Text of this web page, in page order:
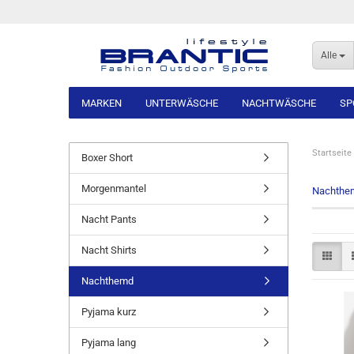
Alle
MARKEN UNTERWÄSCHE NACHTWÄSCHE
Startseite
Boxer Short
Morgenmantel
Nacht Pants
Nacht Shirts
Nachthemd
Pyjama kurz
Pyjama lang